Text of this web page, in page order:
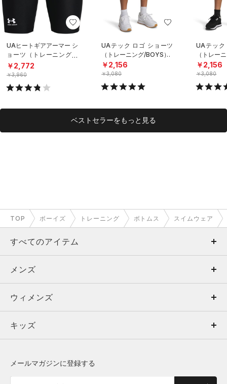
UAヒートギアアーマー シ
ョーツ（トレーニング/B
OYS）
￥2,772
￥3,960
UAテック ロゴ ショーツ
（トレーニング/BOYS）
￥2,156
￥3,080
UAテック
（トレー
￥2,156
￥3,080
ベストセラーをもっと見る
TOP ボーイズ トレーニング ボトムス スイムウェア
すべてのアイテム
メンズ
ウィメンズ
キッズ
メンズ
トップス
ボトムス
ウィメンズ
トップス
キッズ
メールマガジンに登録する